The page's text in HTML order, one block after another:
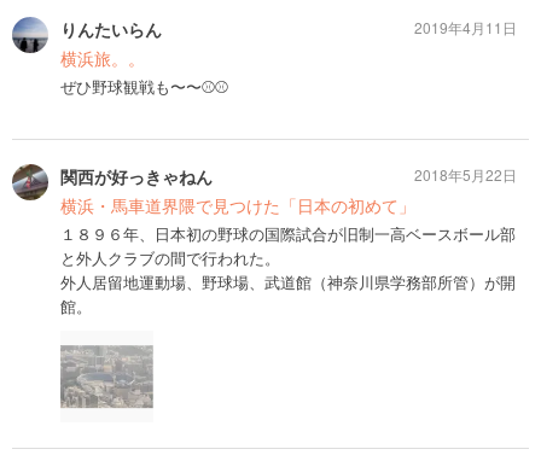
りんたいらん
横浜旅。。
ぜひ野球観戦も〜〜⚾️⚾️
2019年4月11日
関西が好っきゃねん
横浜・馬車道界隈で見つけた「日本の初めて」
１８９６年、日本初の野球の国際試合が旧制一高ベースボール部
と外人クラブの間で行われた。
外人居留地運動場、野球場、武道館（神奈川県学務部所管）が開
館。
2018年5月22日